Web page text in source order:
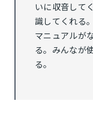
いに収音して
識してくれる
マニュアルが
る。みんなが
る。